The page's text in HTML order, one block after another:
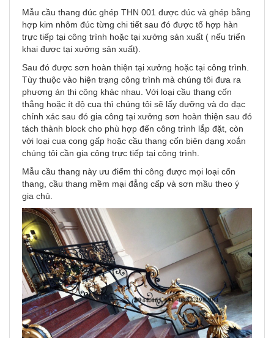
Mẫu cầu thang đúc ghép THN 001 được đúc và ghép bằng
hợp kim nhôm đúc từng chi tiết sau đó được tổ hợp hàn
trực tiếp tại công trình hoặc tại xưởng sản xuất ( nếu triển
khai được tại xưởng sản xuất).
Sau đó được sơn hoàn thiện tại xưởng hoặc tại công trình.
Tùy thuộc vào hiện trạng công trình mà chúng tôi đưa ra
phương án thi công khác nhau. Với loại cầu thang cốn
thẳng hoặc ít độ cua thì chúng tôi sẽ lấy dưỡng và đo đạc
chính xác sau đó gia công tại xưởng sơn hoàn thiện sau đó
tách thành block cho phù hợp đến công trình lắp đặt, còn
với loại cua cong gấp hoặc cầu thang cốn biên dạng xoắn
chúng tôi cần gia công trực tiếp tại công trình.
Mẫu cầu thang này ưu điểm thi công được mọi loại cốn
thang, cầu thang mềm mại đẳng cấp và sơn mầu theo ý
gia chủ.